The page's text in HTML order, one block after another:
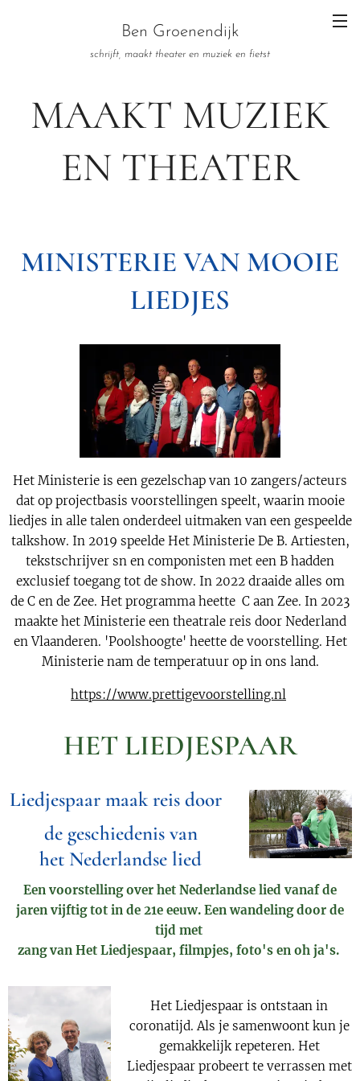
Ben Groenendijk
schrijft, maakt theater en muziek en fietst
MAAKT MUZIEK
EN THEATER
MINISTERIE VAN MOOIE
LIEDJES
Het Ministerie is een gezelschap van 10 zangers/acteurs
dat op projectbasis voorstellingen speelt, waarin mooie
liedjes in alle talen onderdeel uitmaken van een gespeelde
talkshow. In 2019 speelde Het Ministerie De B. Artiesten,
tekstschrijver sn en componisten met een B hadden
exclusief toegang tot de show. In 2022 draaide alles om
de C en de Zee. Het programma heette C aan Zee. In 2023
maakte het Ministerie een theatrale reis door Nederland
en Vlaanderen. 'Poolshoogte' heette de voorstelling. Het
Ministerie nam de temperatuur op in ons land.
https://www.prettigevoorstelling.nl
HET LIEDJESPAAR
Liedjespaar maak reis door
de geschiedenis van
het Nederlandse lied
Een voorstelling over het Nederlandse lied vanaf de
jaren vijftig tot in de 21e eeuw. Een wandeling door de
tijd met
zang van Het Liedjespaar, filmpjes, foto's en oh ja's.
Het Liedjespaar is ontstaan in
coronatijd. Als je samenwoont kun je
gemakkelijk repeteren. Het
Liedjespaar probeert te verrassen met